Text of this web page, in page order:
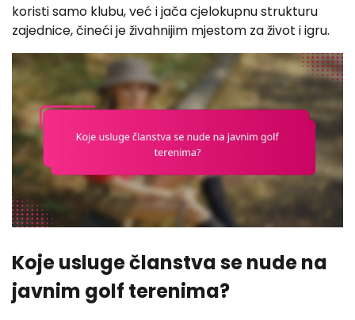
koristi samo klubu, već i jača cjelokupnu strukturu
zajednice, čineći je živahnijim mjestom za život i igru.
Koje usluge članstva se nude na
javnim golf terenima?